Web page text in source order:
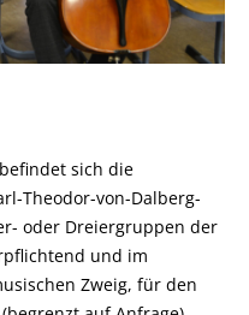
sich die
Theodor-von-Dalberg-
oder Dreiergruppen der
und im
Zweig, für den